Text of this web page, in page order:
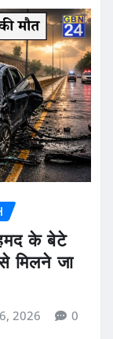
के बेटे
मिलने जा
2026 0